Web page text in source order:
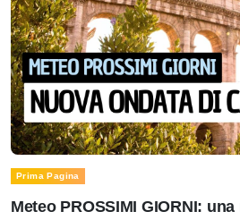
Prima Pagina
Meteo PROSSIMI GIORNI: